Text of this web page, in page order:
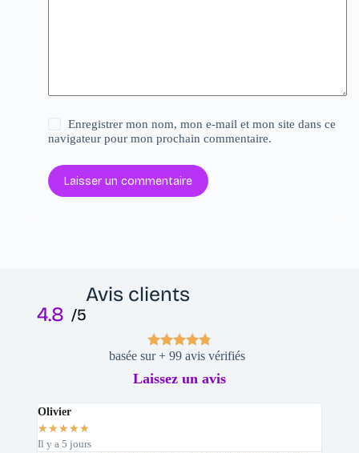
Enregistrer mon nom, mon e-mail et mon site dans ce
navigateur pour mon prochain commentaire.
Laisser un commentaire
Avis clients
4.8 /5
basée sur + 99 avis vérifiés
Laissez un avis
Olivier
★★★★★
Il y a 5 jours